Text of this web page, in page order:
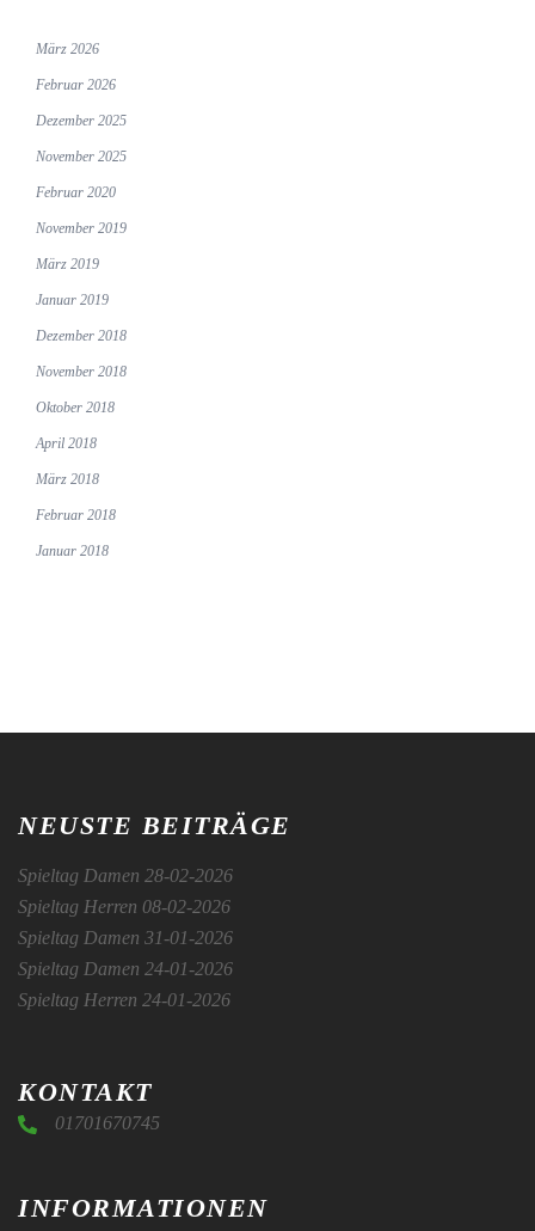
März 2026
Februar 2026
Dezember 2025
November 2025
Februar 2020
November 2019
März 2019
Januar 2019
Dezember 2018
November 2018
Oktober 2018
April 2018
März 2018
Februar 2018
Januar 2018
NEUSTE BEITRÄGE
Spieltag Damen 28-02-2026
Spieltag Herren 08-02-2026
Spieltag Damen 31-01-2026
Spieltag Damen 24-01-2026
Spieltag Herren 24-01-2026
KONTAKT
01701670745
INFORMATIONEN